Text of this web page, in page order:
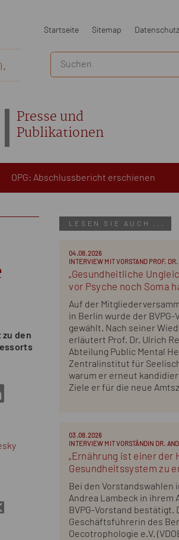
Startseite Sitemap Datenschutz
Presse und
Publikationen
OPG: Abschlussbericht erschienen
den
LESEN SIE AUCH ...
04.08.2026
INTERVIEW MIT VORSTAND PROF.
„Gesundheitliche
vor Psyche noch Soma
Auf der
in Berlin wurde der BVPG-
gewählt. Nach seiner
erläutert Prof. Dr. Ulrich
Abteilung Public Mental
Zentralinstitut für
warum er erneut
Ziele er für die neue
03.08.2026
INTERVIEW MIT VORSTÄNDIN DR.
„Ernährung ist einer der
Gesundheitssystem zu
Bei den Vorstandswahlen
Andrea Lambeck in ihrem
BVPG-Vorstand bestätigt.
Geschäftsführerin des
Oecotrophologie e.V.